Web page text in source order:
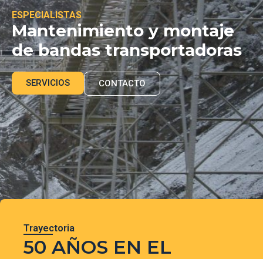
ESPECIALISTAS
Mantenimiento y montaje
de bandas transportadoras
SERVICIOS CONTACTO
Trayectoria
50 AÑOS EN EL